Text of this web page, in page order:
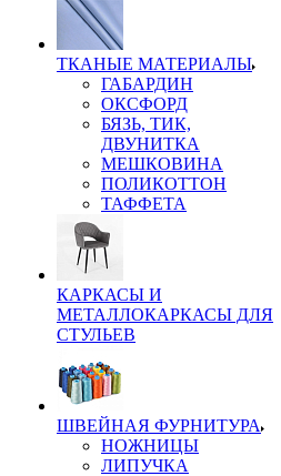
ТКАНЫЕ МАТЕРИАЛЫ
ГАБАРДИН
ОКСФОРД
БЯЗЬ, ТИК,
ДВУНИТКА
МЕШКОВИНА
ПОЛИКОТТОН
ТАФФЕТА
КАРКАСЫ И
МЕТАЛЛОКАРКАСЫ ДЛЯ
СТУЛЬЕВ
ШВЕЙНАЯ ФУРНИТУРА
НОЖНИЦЫ
ЛИПУЧКА